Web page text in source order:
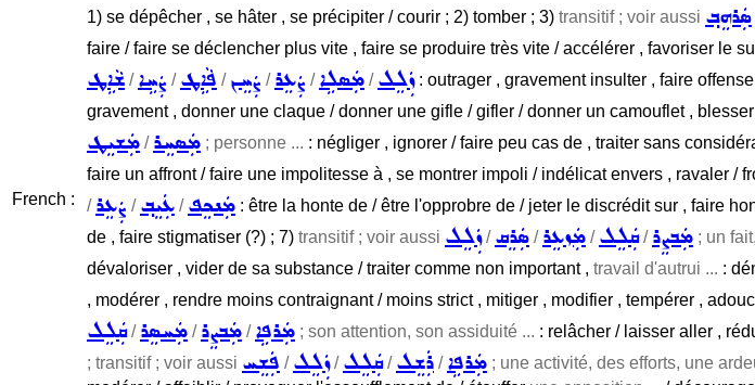
French :
1) se dépêcher , se hâter , se précipiter / courir ; 2) tomber ; 3) transitif ; voir aussi ܣܲܪܗܸܒ݂
faire / faire se déclencher plus vite , faire se produire très vite / accélérer , favoriser le
ܫܵܐܹܛ /ܨܲܚܹܐ /ܦܵܐܹܛ / ܨܲܚܸܢ /ܨܲܥܸܪ /ܡܲܣܠܹܐ /ܙܲܠܸܠ: outrager , gravement insulter , faire
gravement , donner une claque / donner une gifle / gifler / donner un camouflet ,
ܡܲܫܝܸܛ /ܡܲܣܚܸܪ ; personne ... : négliger , ignorer / faire peu cas de , traiter sans
faire un affront / faire une impolitesse à , se montrer impoli / indélicat envers , ravaler /
/ܨܲܥܸܪ /ܥܲܝܸܒ݂ /ܡܲܢܟܸܦ : être la honte de / être l'opprobre de / jeter le discrédit sur , faire
de , faire stigmatiser (?) ; 7) transitif ; voir aussi ܙܲܠܸܠ/ܣܲܪܸܩ /ܡܲܙܥܸܪ /ܩܲܠܸܠ/ܡܲܒܨܸܪ ; un
dévaloriser , vider de sa substance / traiter comme non important , travail d'autrui ... :
, modérer , rendre moins contraignant / moins strict , mitiger , modifier , tempérer ,
ܩܲܠܸܠ/ܡܲܚܣܸܪ /ܡܲܒܨܸܪ /ܡܲܪܦܹܐ ; son attention, son assiduité ... : relâcher / laisser aller ,
; transitif ; voir aussi ܦܲܫܸܚ /ܙܲܠܸܠ/ܩܲܠܸܠ/ܪܲܫܸܠ /ܡܲܪܦܹܐ ; une activité, des efforts, une